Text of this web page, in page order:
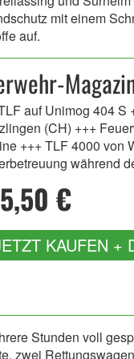
mit einem
auf.
auf Unimog 404 S
(CH) +++
+++ TLF 4000 von
während
5,50 €
KAUFEN +
Stunden voll
zwei